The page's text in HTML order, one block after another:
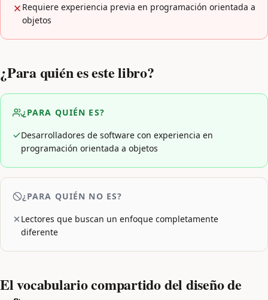
Requiere experiencia previa en programación orientada a
objetos
¿Para quién es este libro?
¿PARA QUIÉN ES?
Desarrolladores de software con experiencia en
programación orientada a objetos
¿PARA QUIÉN NO ES?
Lectores que buscan un enfoque completamente
diferente
El vocabulario compartido del diseño de